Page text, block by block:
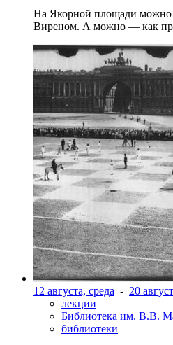
На Якорной площади можно
Виреном. А можно — как
12 августа, среда - 20
лекции
Библиотека им. В.В.
библиотеки